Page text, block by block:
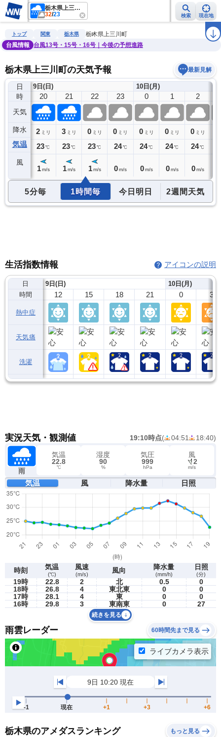
栃木県上三川町
32/23 検索 現在地
雨雲レーダー 台風情報 地震情報 ラ
トップ 関東 栃木県
栃木県上三川町
台風情報
台風13号・15号・16号｜今後の予想進路
栃木県上三川町の天気予報 最新見解
日
時
天気
降水
気温
風
9日(日)
19
2ミリ
23℃
20
2 ミリ
23℃
1 m/s
21
3 ミリ
23℃
1 m/s
22
0 ミリ
23℃
1 m/s
23
0 ミリ
24 ℃
0m/s
10日(月)
0
0 ミリ
24℃
0 m/s
1
0 ミリ
24℃
0 m/s
2
0 ミリ
24℃
0 m/s
5分毎 1時間毎 今日明日 2週間天気
生活指数情報 アイコンの説明
日
時間
熱中症
天気痛
洗濯
9日(日)
12 15 18 21
10日(月)
0 3
実況天気・観測値 19:10時点( 04:51 18:40)
雨
気温
22.8
℃
湿度
90
%
気圧
999
hPa
風
2
m/s
気温 風 降水量 日照
時刻 気温
(℃)
風速
(m/s) 風向 降水量
(mm/h)
日照
(分)
19時 22.8 2 北 0.5
0
18時
26.8 4 東北東 0
0
17時
28.1 4 東 0
0
16時
29.8 3 東南東 0 27
続きを見る
雨雲レーダー 60時間先まで見る
栃木県のアメダスランキング もっと見る